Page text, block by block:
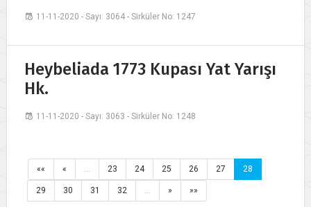
11-11-2020 - Sayı: 3064 - Sirküler No: 1247
Heybeliada 1773 Kupası Yat Yarışı
Hk.
11-11-2020 - Sayı: 3063 - Sirküler No: 1248
«« « … 23 24 25 26 27 28
29 30 31 32 … » »»